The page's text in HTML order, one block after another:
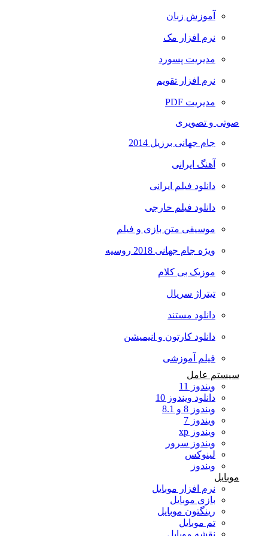
آموزش زبان
نرم افزار مک
مدیریت پسورد
نرم افزار تقویم
مدیریت PDF
صوتی و تصویری
جام جهانی برزیل 2014
آهنگ ایرانی
دانلود فیلم ایرانی
دانلود فیلم خارجی
موسیقی متن بازی و فیلم
ویژه جام جهانی 2018 روسیه
موزیک بی کلام
تیتراژ سریال
دانلود مستند
دانلود کارتون و انیمیشن
فیلم آموزشی
سیستم عامل
ویندوز 11
دانلود ویندوز 10
ویندوز 8 و 8.1
ویندوز 7
ویندوز xp
ویندوز سرور
لینوکس
ویندوز
نرم افزار موبایل
بازی موبایل
رینگتون موبایل
تم موبایل
نقشه موبایل